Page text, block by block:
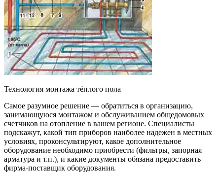
Технология монтажа тёплого пола
Самое разумное решение — обратиться в организацию,
занимающуюся монтажом и обслуживанием общедомовых
счетчиков на отопление в вашем регионе. Специалисты
подскажут, какой тип приборов наиболее надежен в местных
условиях, проконсультируют, какое дополнительное
оборудование необходимо приобрести (фильтры, запорная
арматура и т.п.), и какие документы обязана предоставить
фирма-поставщик оборудования.